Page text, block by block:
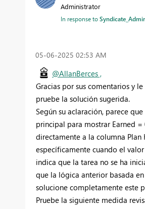
Administrator
In response to
‎05-06-2025 02:53 AM
@AllanBerces ,
Gracias por sus comentarios y
pruebe la solución sugerida.
Según su aclaración, parece
principal para mostrar Earned =
directamente a la columna Plan
específicamente cuando el
indica que la tarea no se ha
que la lógica anterior basada
solucione completamente este
Pruebe la siguiente medida